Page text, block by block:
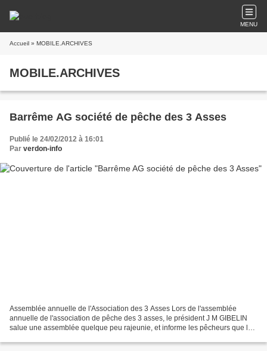
MENU
Accueil » MOBILE.ARCHIVES
MOBILE.ARCHIVES
Barrême AG société de pêche des 3 Asses
Publié le 24/02/2012 à 16:01
Par verdon-info
Assemblée annuelle de l'Association des 3 Asses Lors de l'assemblée
annuelle de l'association de pêche des 3 asses, le président J M GIBELIN
salue une assemblée quelque peu rajeunie, et informe les pêcheurs que la